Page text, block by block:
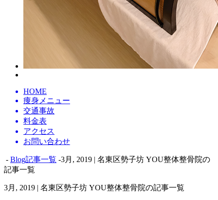
HOME
痩身メニュー
交通事故
料金表
アクセス
お問い合わせ
- Blog記事一覧 -3月, 2019 | 名東区勢子坊 YOU整体整骨院の
記事一覧
3月, 2019 | 名東区勢子坊 YOU整体整骨院の記事一覧